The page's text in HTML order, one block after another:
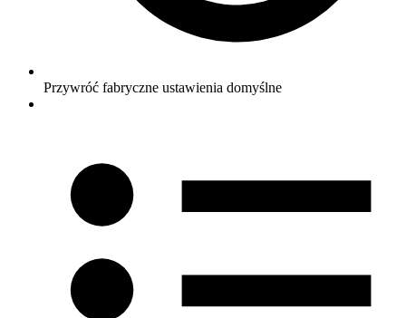
Przywróć fabryczne ustawienia domyślne